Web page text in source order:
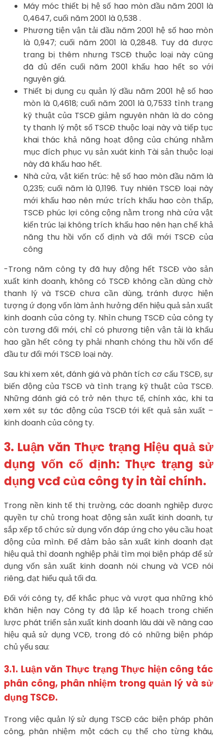
Máy móc thiết bị hệ số hao mòn đầu năm 2001 là
0,4647, cuối năm 2001 là 0,538 .
Phương tiện vận tải đầu năm 2001 hệ số hao mòn
là 0,947; cuối năm 2001 là 0,2848. Tuy đã được
trang bị thêm nhưng TSCĐ thuộc loại này cũng
đã đủ đến cuối năm 2001 khấu hao hết so với
nguyên giá.
Thiết bị dụng cụ quản lý đầu năm 2001 hệ số hao
mòn là 0,4618; cuối năm 2001 là 0,7533 tình trạng
kỹ thuật của TSCĐ giảm nguyên nhân là do công
ty thanh lý một số TSCĐ thuộc loại này và tiếp tục
khai thác khả năng hoạt động của chúng nhằm
mục đích phục vụ sản xuát kinh Tài sản thuộc loại
này đã khấu hao hết.
Nhà cửa, vật kiến trúc: hệ số hao mòn đầu năm là
0,235; cuối năm là 0,1196. Tuy nhiên TSCĐ loại này
mới khấu hao nên mức trích khấu hao còn thấp,
TSCĐ phúc lợi công cộng nằm trong nhà cửa vật
kiến trúc lại không trích khấu hao nên hạn chế khả
năng thu hồi vốn cố định và đổi mới TSCĐ của
công
-Trong năm công ty đã huy động hết TSCĐ vào sản
xuất kinh doanh, không có TSCĐ không cần dùng chờ
thanh lý và TSCĐ chưa cần dùng, tránh được hiện
tượng ứ đọng vốn làm ảnh hưởng đến hiệu quả sản xuất
kinh doanh của công ty. Nhìn chung TSCĐ của công ty
còn tương đổi mới, chỉ có phương tiện vận tải là khấu
hao gần hết công ty phải nhanh chóng thu hồi vốn để
đầu tư đổi mới TSCĐ loại này.
Sau khi xem xét, đánh giá và phân tích cơ cấu TSCĐ, sự
biến động của TSCĐ và tình trạng kỹ thuật của TSCĐ.
Những đánh giá có trở nên thực tế, chính xác, khi ta
xem xét sự tác động của TSCĐ tới kết quả sản xuất –
kinh doanh của công ty.
3. Luận văn Thực trạng Hiệu quả sử
dụng vốn cố định: Thực trạng sử
dụng vcđ của công ty in tài chính.
Trong nền kinh tế thị trường, các doanh nghiệp được
quyền tự chủ trong hoạt động sản xuất kinh doanh, tự
sắp xếp tổ chức sử dụng vốn đáp ứng cho yêu cầu hoạt
động của mình. Để đảm bảo sản xuất kinh doanh đạt
hiệu quả thì doanh nghiệp phải tìm mọi biện pháp để sử
dụng vốn sản xuất kinh doanh nói chung và VCĐ nói
riêng, đạt hiểu quả tối đa.
Đối với công ty, để khắc phục và vượt qua những khó
khăn hiện nay Công ty đã lập kế hoạch trong chiến
lược phát triển sản xuất kinh doanh lâu dài về nâng cao
hiệu quả sử dụng VCĐ, trong đó có những biện pháp
chủ yếu sau:
3.1. Luận văn Thực trạng Thực hiện công tác
phân công, phân nhiệm trong quản lý và sử
dụng TSCĐ.
Trong việc quản lý sử dụng TSCĐ các biện pháp phân
công, phân nhiệm một cách cụ thể cho từng khâu,